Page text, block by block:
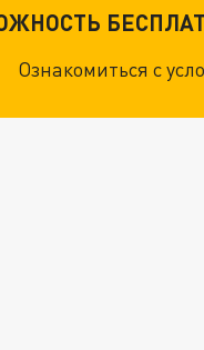
Ознакомиться с